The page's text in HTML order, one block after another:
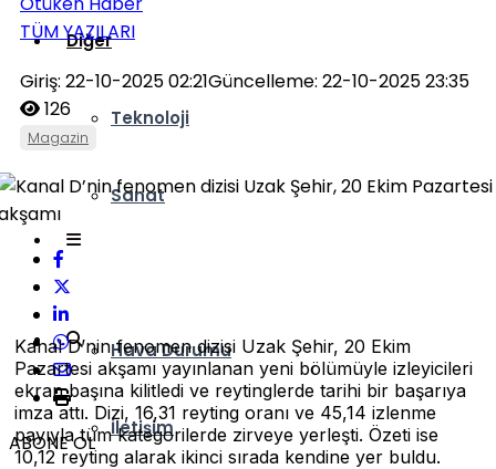
Diğer
Teknoloji
Sanat
Hava Durumu
İletişim
TÜM YAZILARI
Giriş: 22-10-2025 02:21Güncelleme: 22-10-2025 23:35
126
Magazin
ABONE OL
Kanal D’nin fenomen dizisi Uzak Şehir, 20 Ekim
Pazartesi akşamı yayınlanan yeni bölümüyle izleyicileri
ekran başına kilitledi ve reytinglerde tarihi bir başarıya
imza attı. Dizi, 16,31 reyting oranı ve 45,14 izlenme
payıyla tüm kategorilerde zirveye yerleşti. Özeti ise
10,12 reyting alarak ikinci sırada kendine yer buldu.